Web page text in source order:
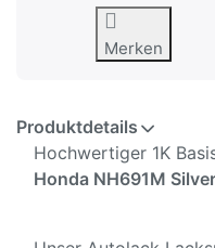
Merken
Produktdetails
Hochwertiger 1K
Honda NH691M